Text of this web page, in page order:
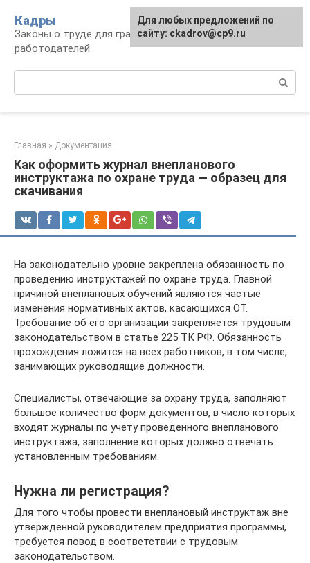
контенту
Кадры
Законы о труде для граждан и
работодателей
Главная » Документация
Как оформить журнал внепланового
инструктажа по охране труда — образец для
скачивания
На законодательно уровне закреплена обязанность по
проведению инструктажей по охране труда. Главной
причиной внеплановых обучений являются частые
изменения нормативных актов, касающихся ОТ.
Требование об его организации закрепляется трудовым
законодательством в статье 225 ТК РФ. Обязанность
прохождения ложится на всех работников, в том числе,
занимающих руководящие должности.
Специалисты, отвечающие за охрану труда, заполняют
большое количество форм документов, в число которых
входят журналы по учету проведенного внепланового
инструктажа, заполнение которых должно отвечать
установленным требованиям.
Нужна ли регистрация?
Для того чтобы провести внеплановый инструктаж вне
утвержденной руководителем предприятия программы,
требуется повод в соответствии с трудовым
законодательством.
Для любых предложений по
сайту: ckadrov@cp9.ru